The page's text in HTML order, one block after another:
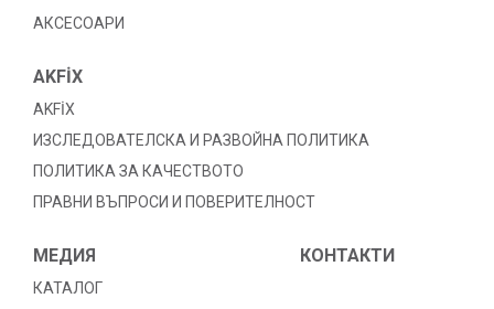
АКСЕСОАРИ
AKFİX
AKFİX
ИЗСЛЕДОВАТЕЛСКА И РАЗВОЙНА ПОЛИТИКА
ПОЛИТИКА ЗА КАЧЕСТВОТО
ПРАВНИ ВЪПРОСИ И ПОВЕРИТЕЛНОСТ
МЕДИЯ
КАТАЛОГ
КОНТАКТИ